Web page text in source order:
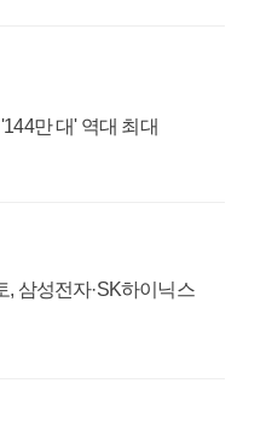
만 대' 역대 최대
, 삼성전자·SK하이닉스